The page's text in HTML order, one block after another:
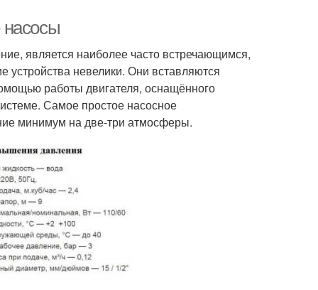
является наиболее часто встречающимся,
невелики. Они вставляются
работы двигателя, оснащённого
Самое простое насосное
минимум на две-три атмосферы.